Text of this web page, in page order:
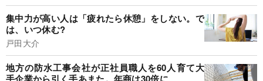
集中力が高い人は「疲れたら休憩」をしない。で
は、いつ休む?
戸田大介
地方の防水工事会社が正社員職人を60人育て大